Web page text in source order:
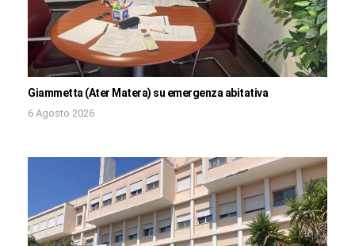
Giammetta (Ater Matera) su emergenza abitativa
6 Agosto 2026